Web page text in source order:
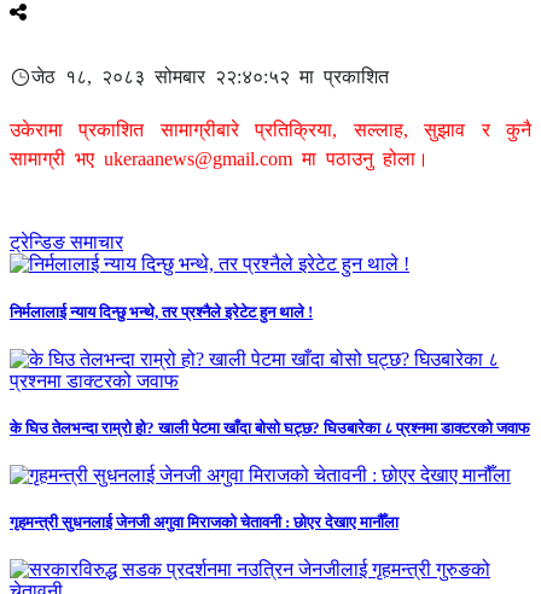
जेठ १८, २०८३ सोमबार २२:४०:५२ मा प्रकाशित
उकेरामा प्रकाशित सामाग्रीबारे प्रतिक्रिया, सल्लाह, सुझाव र कुनै
सामाग्री भए ukeraanews@gmail.com मा पठाउनु होला।
ट्रेन्डिङ समाचार
निर्मलालाई न्याय दिन्छु भन्थे, तर प्रश्नैले इरेटेट हुन थाले !
के घिउ तेलभन्दा राम्रो हो? खाली पेटमा खाँदा बोसो घट्छ? घिउबारेका ८ प्रश्नमा डाक्टरको जवाफ
गृहमन्त्री सुधनलाई जेनजी अगुवा मिराजको चेतावनी : छोएर देखाए मानौँला